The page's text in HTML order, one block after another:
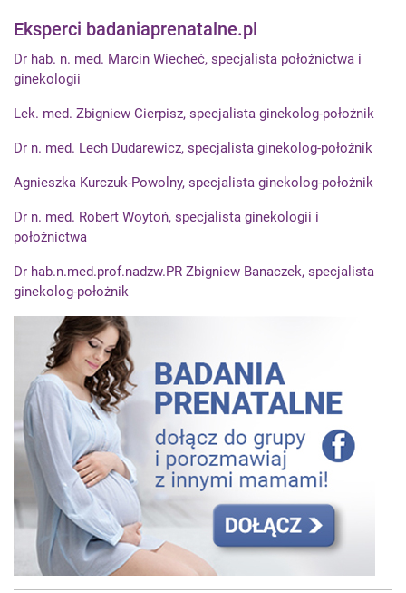
Eksperci badaniaprenatalne.pl
Dr hab. n. med. Marcin Wiecheć, specjalista położnictwa i
ginekologii
Lek. med. Zbigniew Cierpisz, specjalista ginekolog-położnik
Dr n. med. Lech Dudarewicz, specjalista ginekolog-położnik
Agnieszka Kurczuk-Powolny, specjalista ginekolog-położnik
Dr n. med. Robert Woytoń, specjalista ginekologii i
położnictwa
Dr hab.n.med.prof.nadzw.PR Zbigniew Banaczek, specjalista
ginekolog-położnik